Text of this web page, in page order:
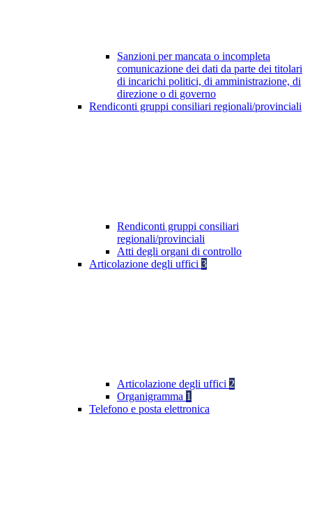
Sanzioni per mancata o incompleta
comunicazione dei dati da parte dei titolari
di incarichi politici, di amministrazione, di
direzione o di governo
Rendiconti gruppi consiliari regionali/provinciali
Rendiconti gruppi consiliari
regionali/provinciali
Atti degli organi di controllo
Articolazione degli uffici 3
Articolazione degli uffici 2
Organigramma 1
Telefono e posta elettronica